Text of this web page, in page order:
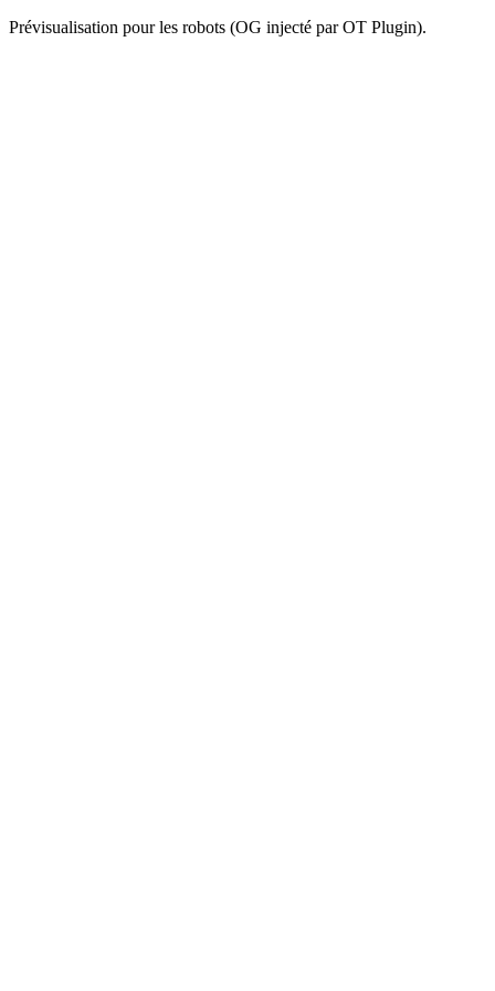
Prévisualisation pour les robots (OG injecté par OT Plugin).